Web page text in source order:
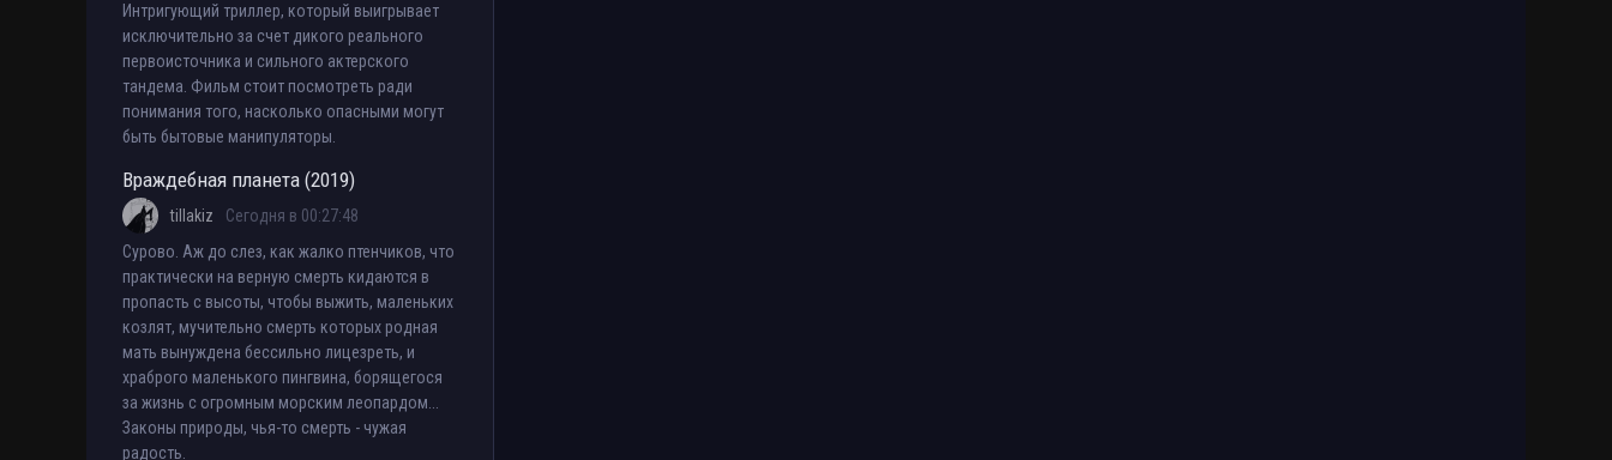
Интригующий триллер, который выигрывает
исключительно за счет дикого реального
первоисточника и сильного актерского
тандема. Фильм стоит посмотреть ради
понимания того, насколько опасными могут
быть бытовые манипуляторы.
Враждебная планета (2019)
tillakiz
Сегодня в 00:27:48
Сурово. Аж до слез, как жалко птенчиков, что
практически на верную смерть кидаются в
пропасть с высоты, чтобы выжить, маленьких
козлят, мучительно смерть которых родная
мать вынуждена бессильно лицезреть, и
храброго маленького пингвина, борящегося
за жизнь с огромным морским леопардом...
Законы природы, чья-то смерть - чужая
радость.